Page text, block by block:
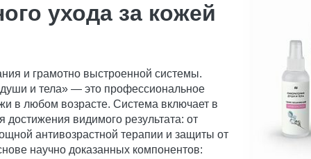
ухода за кожей
и грамотно выстроенной системы.
и тела» — это профессиональное
в любом возрасте. Система включает в
видимого результата: от
антивозрастной терапии и защиты от
научно доказанных компонентов: